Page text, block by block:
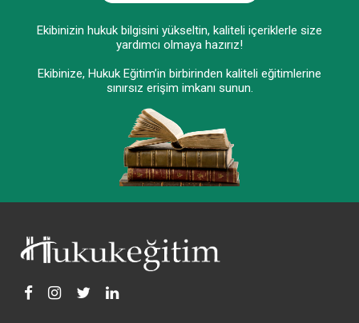
Ekibinizin hukuk bilgisini yükseltin, kaliteli içeriklerle size
yardımcı olmaya hazırız!
Ekibinize, Hukuk Eğitim’in birbirinden kaliteli eğitimlerine
sınırsız erişim imkanı sunun.